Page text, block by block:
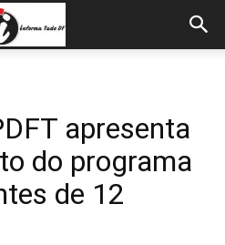
apresenta
do programa
de 12